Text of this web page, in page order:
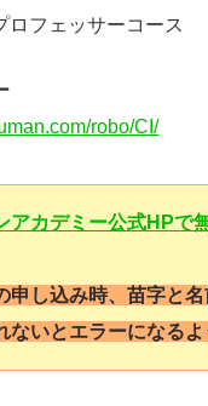
ロフェッサーコース
robo/CI/
アカデミー公式HPで
申し込み時、苗字と名
ないとエラーになる